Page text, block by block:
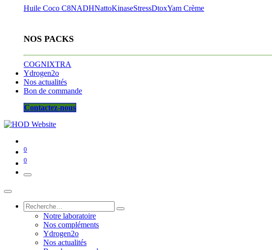
Huile Coco C8NADHNattoKinaseStressDtoxYam Crème
NOS PACKS
COGNIXTRA
Ydrogen2o
Nos actualités
Bon de commande
Contactez-nous
0
0
Notre laboratoire
Nos compléments
Ydrogen2o
Nos actualités